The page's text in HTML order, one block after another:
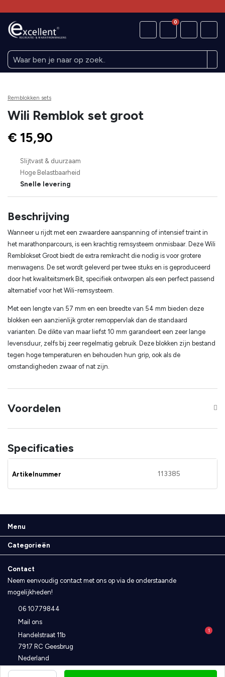
0
Remblokken sets
Wili Remblok set groot
Slijtvast & duurzaam
Hoge Belastbaarheid
Snelle levering
€ 15,90
Beschrijving
Wanneer u rijdt met een zwaardere aanspanning of intensief traint in
het marathonparcours, is een krachtig remsysteem onmisbaar. Deze Wili
Remblokset Groot biedt de extra remkracht die nodig is voor grotere
menwagens. De set wordt geleverd per twee stuks en is geproduceerd
door het kwaliteitsmerk Bit, specifiek ontworpen als een perfect passend
alternatief voor het Wili-remsysteem.
Met een lengte van 57 mm en een breedte van 54 mm bieden deze
blokken een aanzienlijk groter remoppervlak dan de standaard
varianten. De dikte van maar liefst 10 mm garandeert een zeer lange
levensduur, zelfs bij zeer regelmatig gebruik. Deze blokken zijn bestand
tegen hoge temperaturen en behouden hun grip, ook als de
omstandigheden zwaar of nat zijn.
Voordelen
Specificaties
Artikelnummer 113385
1
Menu
Categorieën
Contact
Neem eenvoudig contact met ons op via de onderstaande
mogelijkheden!
06 10779844
Mail ons
Handelstraat 11b
7917 RC Geesbrug
Nederland